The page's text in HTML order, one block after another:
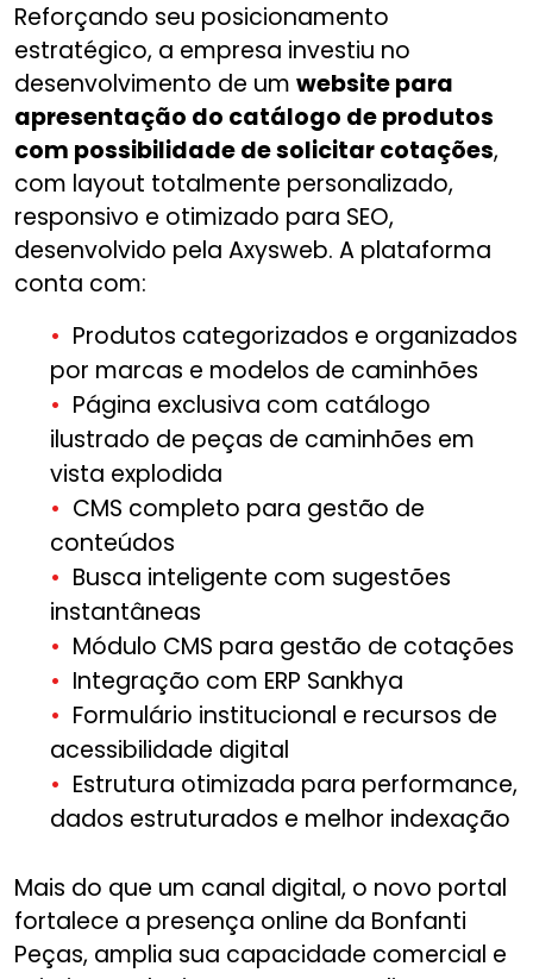
Reforçando seu posicionamento
estratégico, a empresa investiu no
desenvolvimento de um website para
apresentação do catálogo de produtos
com possibilidade de solicitar cotações,
com layout totalmente personalizado,
responsivo e otimizado para SEO,
desenvolvido pela Axysweb. A plataforma
conta com:
Produtos categorizados e organizados
por marcas e modelos de caminhões
Página exclusiva com catálogo
ilustrado de peças de caminhões em
vista explodida
CMS completo para gestão de
conteúdos
Busca inteligente com sugestões
instantâneas
Módulo CMS para gestão de cotações
Integração com ERP Sankhya
Formulário institucional e recursos de
acessibilidade digital
Estrutura otimizada para performance,
dados estruturados e melhor indexação
Mais do que um canal digital, o novo portal
fortalece a presença online da Bonfanti
Peças, amplia sua capacidade comercial e